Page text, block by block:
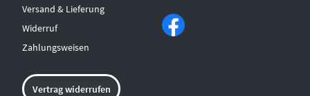
Versand & Lieferung
Widerruf
Zahlungsweisen
Vertrag widerrufen